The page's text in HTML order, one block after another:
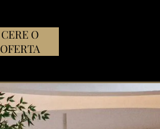
CERE O
OFERTA